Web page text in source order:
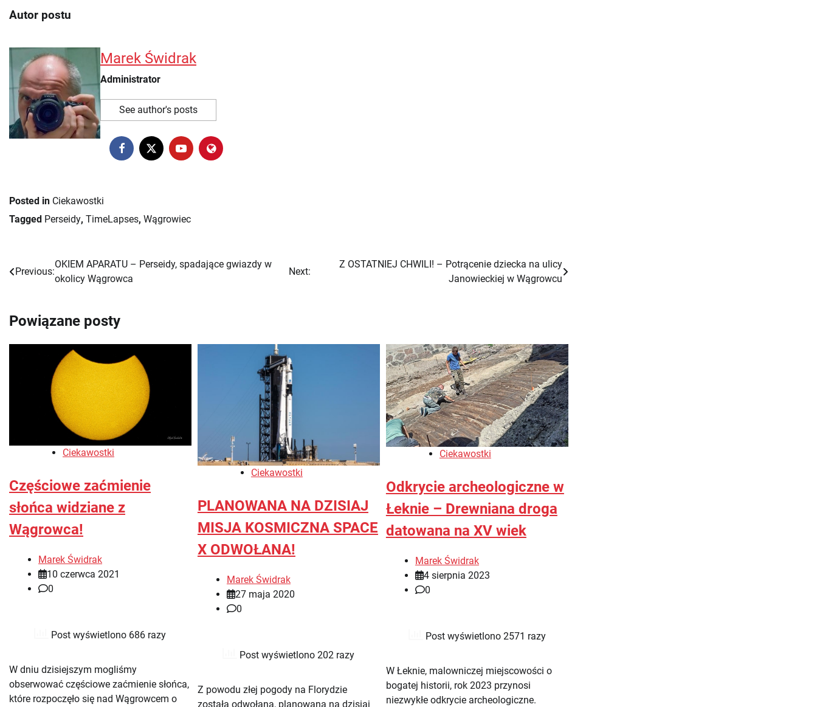
Autor postu
Marek Świdrak
Administrator
See author's posts
Posted in Ciekawostki
Tagged Perseidy, TimeLapses, Wągrowiec
Nawigacja
Previous:
OKIEM APARATU – Perseidy, spadające gwiazdy w
okolicy Wągrowca
Next:
Z OSTATNIEJ CHWILI! – Potrącenie dziecka na ulicy
Janowieckiej w Wągrowcu
Powiązane posty
Ciekawostki
Częściowe zaćmienie
słońca widziane z
Wągrowca!
Marek Świdrak
10 czerwca 2021
0
Post wyświetlono 686 razy
W dniu dzisiejszym mogliśmy
obserwować częściowe zaćmienie słońca,
które rozpoczęło się nad Wągrowcem o
Ciekawostki
PLANOWANA NA DZISIAJ
MISJA KOSMICZNA SPACE
X ODWOŁANA!
Marek Świdrak
27 maja 2020
0
Post wyświetlono 202 razy
Z powodu złej pogody na Florydzie
została odwołana, planowana na dzisiaj
Ciekawostki
Odkrycie archeologiczne w
Łeknie – Drewniana droga
datowana na XV wiek
Marek Świdrak
4 sierpnia 2023
0
Post wyświetlono 2571 razy
W Łeknie, malowniczej miejscowości o
bogatej historii, rok 2023 przynosi
niezwykłe odkrycie archeologiczne.